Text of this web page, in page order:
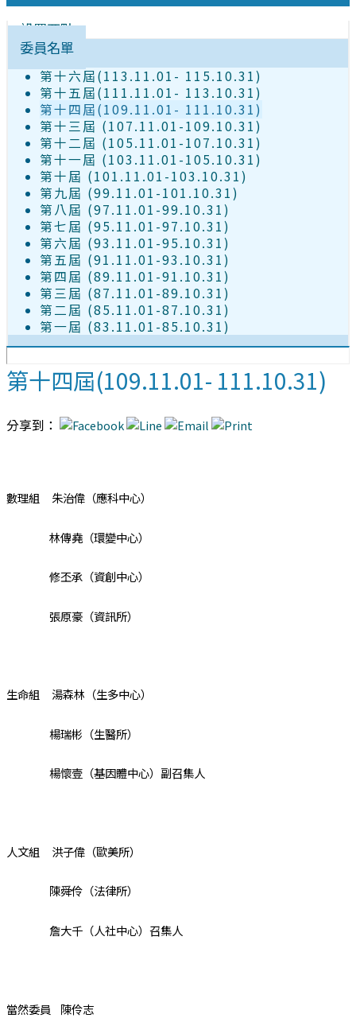
設置要點
委員名單
第十六屆(113.11.01- 115.10.31)
第十五屆(111.11.01- 113.10.31)
第十四屆(109.11.01- 111.10.31)
第十三屆 (107.11.01-109.10.31)
第十二屆 (105.11.01-107.10.31)
第十一屆 (103.11.01-105.10.31)
第十屆 (101.11.01-103.10.31)
第九屆 (99.11.01-101.10.31)
第八屆 (97.11.01-99.10.31)
第七屆 (95.11.01-97.10.31)
第六屆 (93.11.01-95.10.31)
第五屆 (91.11.01-93.10.31)
第四屆 (89.11.01-91.10.31)
第三屆 (87.11.01-89.10.31)
第二屆 (85.11.01-87.10.31)
第一屆 (83.11.01-85.10.31)
第十四屆(109.11.01- 111.10.31)
分享到：
數理組 朱治偉（應科中心）
林傳堯（環變中心）
修丕承（資創中心）
張原豪（資訊所）
生命組 湯森林（生多中心）
楊瑞彬（生醫所）
楊懷壹（基因體中心）副召集人
人文組 洪子偉（歐美所）
陳舜伶（法律所）
詹大千（人社中心）召集人
當然委員 陳伶志